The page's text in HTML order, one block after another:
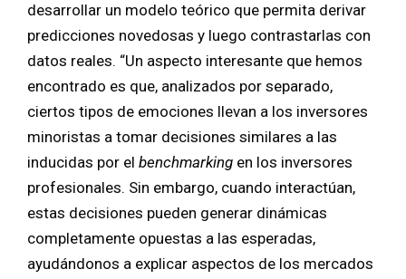
desarrollar un modelo teórico que permita derivar
predicciones novedosas y luego contrastarlas con
datos reales. “Un aspecto interesante que hemos
encontrado es que, analizados por separado,
ciertos tipos de emociones llevan a los inversores
minoristas a tomar decisiones similares a las
inducidas por el benchmarking en los inversores
profesionales. Sin embargo, cuando interactúan,
estas decisiones pueden generar dinámicas
completamente opuestas a las esperadas,
ayudándonos a explicar aspectos de los mercados